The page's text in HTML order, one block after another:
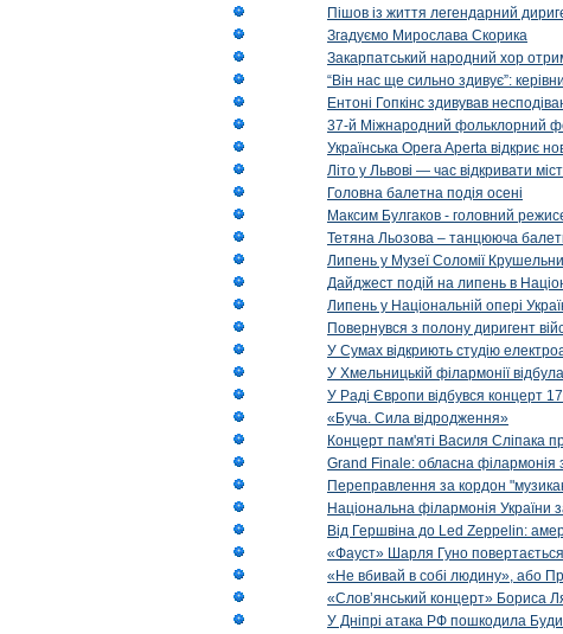
Пішов із життя легендарний
Згадуємо Мирослава Скорика
Закарпатський народний хор
“Він нас ще сильно здивує”:
Ентоні Гопкінс здивував
37-й Міжнародний фольклорний
Українська Opera Aperta відкриє
Літо у Львові — час відкривати
Головна балетна подія осені
Максим Булгаков - головний
Тетяна Льозова – танцююча
Липень у Музеї Соломії
Дайджест подій на липень в
Липень у Національній опері
Повернувся з полону диригент
У Сумах відкриють студію
У Хмельницькій філармонії
У Раді Європи відбувся концерт
«Буча. Сила відродження»
Концерт пам'яті Василя Сліпака
Grand Finale: обласна філармонія
Переправлення за кордон
Національна філармонія України
Від Гершвіна до Led Zeppelin:
«Фауст» Шарля Гуно
«Не вбивай в собі людину», або
«Слов’янський концерт» Бориса
У Дніпрі атака РФ пошкодила